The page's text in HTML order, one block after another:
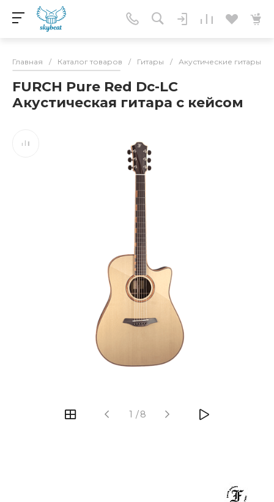
Главная / Каталог товаров / Гитары / Акустические гитары
FURCH Pure Red Dc-LC
Акустическая гитара с кейсом
1 /8